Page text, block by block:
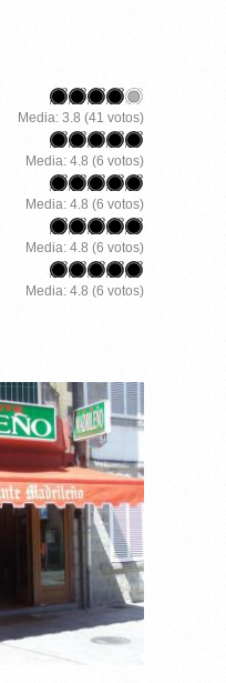
Media: 3.8 (41 votos)
Media: 4.8 (6 votos)
Media: 4.8 (6 votos)
Media: 4.8 (6 votos)
Media: 4.8 (6 votos)